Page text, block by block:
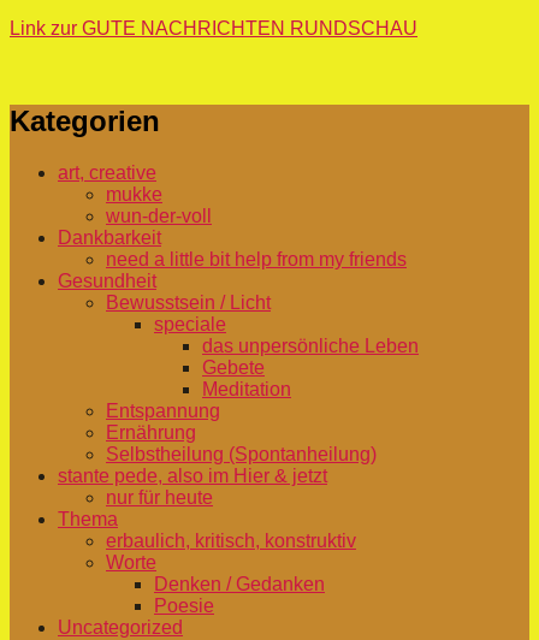
Link zur GUTE NACHRICHTEN RUNDSCHAU
Kategorien
art, creative
mukke
wun-der-voll
Dankbarkeit
need a little bit help from my friends
Gesundheit
Bewusstsein / Licht
speciale
das unpersönliche Leben
Gebete
Meditation
Entspannung
Ernährung
Selbstheilung (Spontanheilung)
stante pede, also im Hier & jetzt
nur für heute
Thema
erbaulich, kritisch, konstruktiv
Worte
Denken / Gedanken
Poesie
Uncategorized